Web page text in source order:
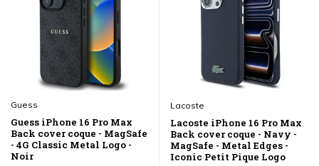
Guess
Guess iPhone 16 Pro Max
Back cover coque - MagSafe
- 4G Classic Metal Logo -
Noir
Lacoste
Lacoste iPhone 16 Pro Max
Back cover coque - Navy -
MagSafe - Metal Edges -
Iconic Petit Pique Logo